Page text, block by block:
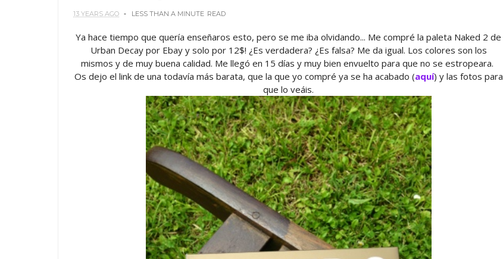
13 YEARS AGO LESS THAN A MINUTE READ
Ya hace tiempo que quería enseñaros esto, pero se me iba olvidando... Me compré la paleta Naked 2 de
Urban Decay por Ebay y solo por 12$! ¿Es verdadera? ¿Es falsa? Me da igual. Los colores son los
mismos y de muy buena calidad. Me llegó en 15 días y muy bien envuelto para que no se estropeara.
Os dejo el link de una todavía más barata, que la que yo compré ya se ha acabado (aquí) y las fotos para
que lo veáis.